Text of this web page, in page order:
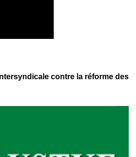
contre la réforme des